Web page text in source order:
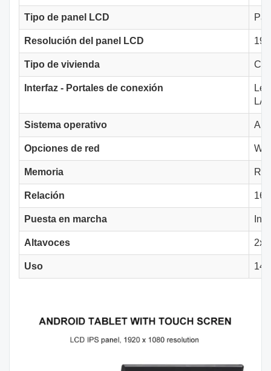
Tipo de panel LCD
Resolución del panel LCD
Tipo de vivienda
Interfaz - Portales de conexión
Sistema operativo
Opciones de red
Memoria
Relación
Puesta en marcha
Altavoces 2x
Uso 14/